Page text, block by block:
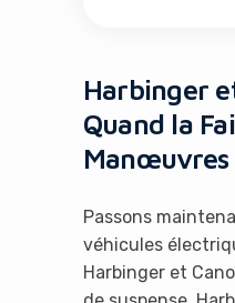
Harbinger
Quand la
Manœuvres
Passons
véhicules
Harbinger et